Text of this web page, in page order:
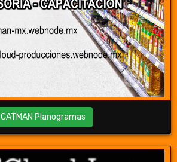
CATMAN Planogramas